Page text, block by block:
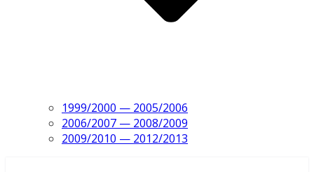
1999/2000 — 2005/2006
2006/2007 — 2008/2009
2009/2010 — 2012/2013